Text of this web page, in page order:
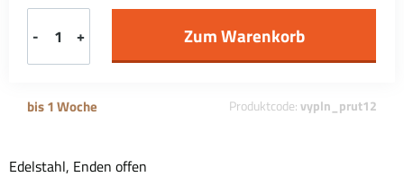
- +
bis 1 Woche Produktcode: vypln_prut12
Edelstahl, Enden offen